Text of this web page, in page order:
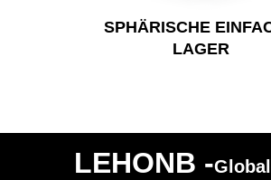
SPHÄRISCHE
LAGER
LEHONB -